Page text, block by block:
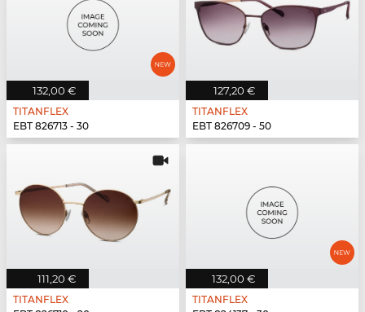
132,00 €
TITANFLEX
EBT 826713 - 30
127,20 €
TITANFLEX
EBT 826709 - 50
111,20 €
TITANFLEX
132,00 €
TITANFLEX